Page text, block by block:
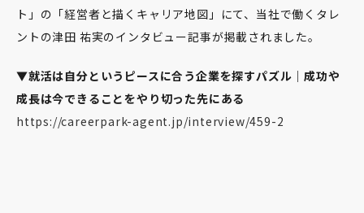
ト」の「経営者と描くキャリア地図」にて、当社で働くタレ
ントの津田 祐実のインタビュー記事が掲載されました。
▼就活は自分というピースに合う企業を探すパズル｜成功や
成長は今できることをやり切った先にある
https://careerpark-agent.jp/interview/459-2